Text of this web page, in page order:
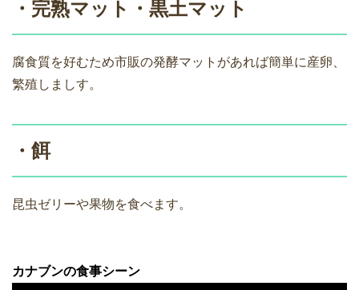
・完熟マット・黒土マット
腐食質を好むため市販の発酵マットがあれば簡単に産卵、
繁殖しましす。
・餌
昆虫ゼリーや果物を食べます。
カナブンの食事シーン